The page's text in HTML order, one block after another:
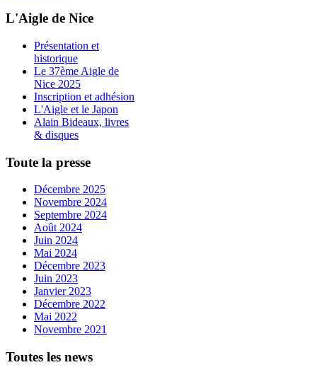
L'Aigle de Nice
Présentation et
historique
Le 37ème Aigle de
Nice 2025
Inscription et adhésion
L'Aigle et le Japon
Alain Bideaux, livres
& disques
Toute la presse
Décembre 2025
Novembre 2024
Septembre 2024
Août 2024
Juin 2024
Mai 2024
Décembre 2023
Juin 2023
Janvier 2023
Décembre 2022
Mai 2022
Novembre 2021
Toutes les news